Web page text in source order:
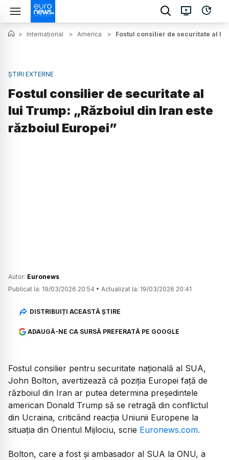
> Internațional > America > Fostul consilier de securitate al lui
ȘTIRI EXTERNE
Fostul consilier de securitate al
lui Trump: „Războiul din Iran este
războiul Europei”
Autor: Euronews
Publicat la: 19/03/2026 20:54 • Actualizat la: 19/03/2026 20:41
DISTRIBUIȚI ACEASTĂ ȘTIRE
ADAUGĂ-NE CA SURSĂ PREFERATĂ PE GOOGLE
Fostul consilier pentru securitate națională al SUA,
John Bolton, avertizează că poziția Europei față de
războiul din Iran ar putea determina președintele
american Donald Trump să se retragă din conflictul
din Ucraina, criticând reacția Uniunii Europene la
situația din Orientul Mijlociu, scrie Euronews.com.
Bolton, care a fost și ambasador al SUA la ONU, a